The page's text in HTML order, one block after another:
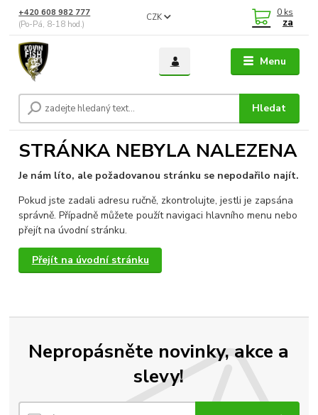
Menu
CZK
Hledat
+420 608 982 777
(Po-Pá, 8-18 hod.)
0 ks
za
STRÁNKA NEBYLA NALEZENA
Je nám líto, ale požadovanou stránku se nepodařilo najít.
Pokud jste zadali adresu ručně, zkontrolujte, jestli je zapsána
správně. Případně můžete použít navigaci hlavního menu nebo
přejít na úvodní stránku.
Přejít na úvodní stránku
Nepropásněte novinky, akce a
slevy!